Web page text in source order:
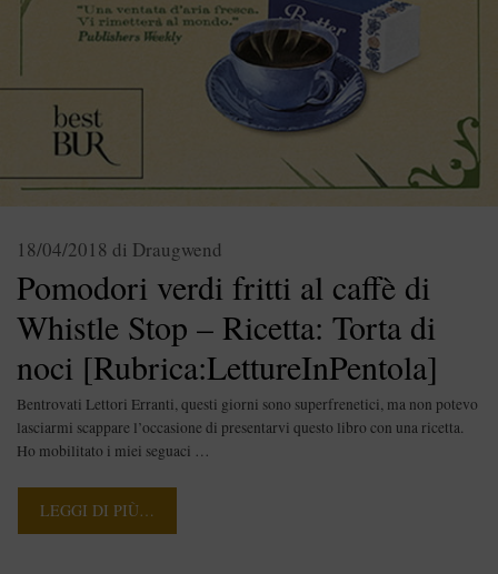
Pomodori verdi fritti al caffè di
Whistle Stop – Ricetta: Torta di
noci [Rubrica:LettureInPentola]
18/04/2018 di Draugwend
Bentrovati Lettori Erranti, questi giorni sono superfrenetici, ma non potevo
lasciarmi scappare l’occasione di presentarvi questo libro con una ricetta.
Ho mobilitato i miei seguaci …
LEGGI DI PIÙ…